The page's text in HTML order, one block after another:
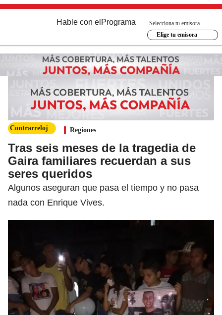
Hable con el Programa
Selecciona tu emisora
Elige tu emisora
Contrarreloj Regiones
Tras seis meses de la tragedia de
Gaira familiares recuerdan a sus
seres queridos
Algunos aseguran que pasa el tiempo y no pasa
nada con Enrique Vives.